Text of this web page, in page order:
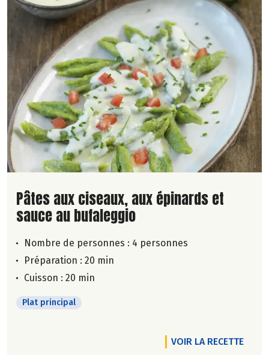
Lire la suite de la recette
Pâtes aux ciseaux, aux épinards et
sauce au bufaleggio
Nombre de personnes : 4 personnes
Préparation : 20 min
Cuisson : 20 min
Plat principal
VOIR LA RECETTE